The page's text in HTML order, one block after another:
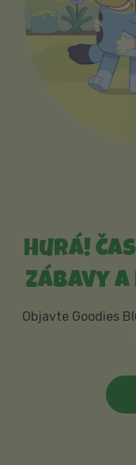
Hurá!
zábavy
Objavte Goodies